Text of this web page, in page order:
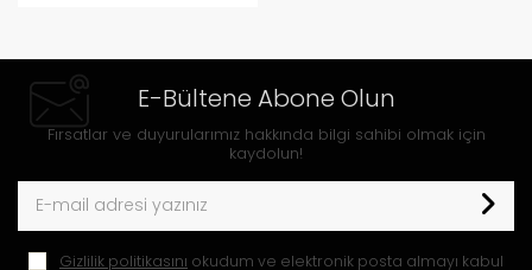
E-Bültene Abone Olun
Fırsatlar ve duyurularımız hakkında bilgi sahibi olmak için
kaydolun!
Gizlilik politikasını okudum ve elektronik posta almayı kabul